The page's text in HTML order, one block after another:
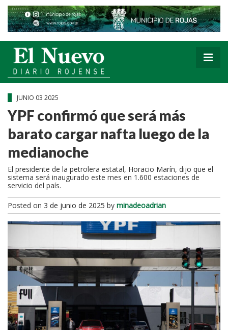
JUNIO 03 2025
YPF confirmó que será más
barato cargar nafta luego de la
medianoche
El presidente de la petrolera estatal, Horacio Marín, dijo que el
sistema será inaugurado este mes en 1.600 estaciones de
servicio del país.
Posted on 3 de junio de 2025 by minadeoadrian